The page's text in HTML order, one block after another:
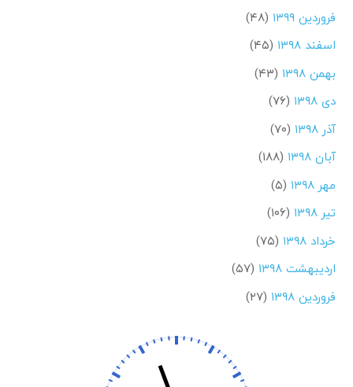
فروردین ۱۳۹۹
(۴۸)
اسفند ۱۳۹۸
(۴۵)
بهمن ۱۳۹۸
(۴۳)
دی ۱۳۹۸
(۷۶)
آذر ۱۳۹۸
(۷۰)
آبان ۱۳۹۸
(۱۸۸)
مهر ۱۳۹۸
(۵)
تیر ۱۳۹۸
(۱۰۶)
خرداد ۱۳۹۸
(۷۵)
اردیبهشت ۱۳۹۸
(۵۷)
فروردین ۱۳۹۸
(۲۷)